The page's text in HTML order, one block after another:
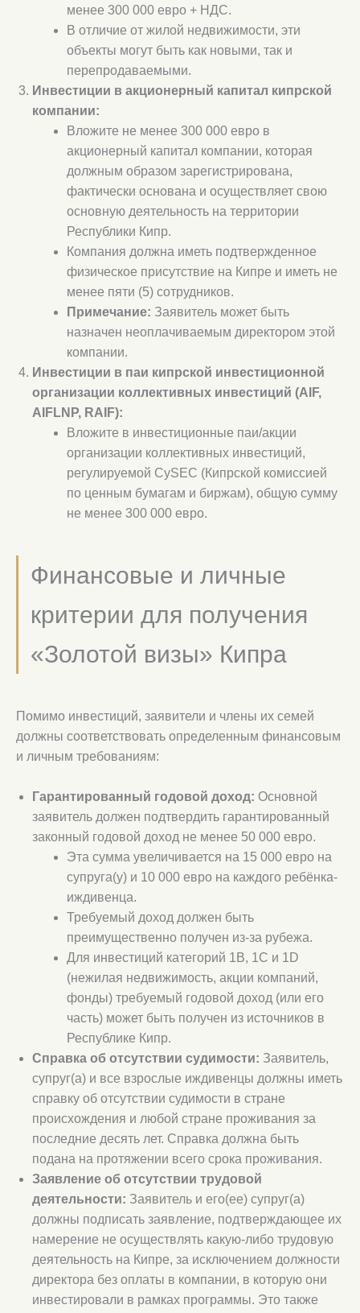
менее 300 000 евро + НДС.
В отличие от жилой недвижимости, эти
объекты могут быть как новыми, так и
перепродаваемыми.
Инвестиции в акционерный капитал кипрской
компании:
Вложите не менее 300 000 евро в
акционерный капитал компании, которая
должным образом зарегистрирована,
фактически основана и осуществляет свою
основную деятельность на территории
Республики Кипр.
Компания должна иметь подтвержденное
физическое присутствие на Кипре и иметь не
менее пяти (5) сотрудников.
Примечание: Заявитель может быть
назначен неоплачиваемым директором этой
компании.
Инвестиции в паи кипрской инвестиционной
организации коллективных инвестиций (AIF,
AIFLNP, RAIF):
Вложите в инвестиционные паи/акции
организации коллективных инвестиций,
регулируемой CySEC (Кипрской комиссией
по ценным бумагам и биржам), общую сумму
не менее 300 000 евро.
Финансовые и личные
критерии для получения
«Золотой визы» Кипра
Помимо инвестиций, заявители и члены их семей
должны соответствовать определенным финансовым
и личным требованиям:
Гарантированный годовой доход: Основной
заявитель должен подтвердить гарантированный
законный годовой доход не менее 50 000 евро.
Эта сумма увеличивается на 15 000 евро на
супруга(у) и 10 000 евро на каждого ребёнка-
иждивенца.
Требуемый доход должен быть
преимущественно получен из-за рубежа.
Для инвестиций категорий 1B, 1C и 1D
(нежилая недвижимость, акции компаний,
фонды) требуемый годовой доход (или его
часть) может быть получен из источников в
Республике Кипр.
Справка об отсутствии судимости: Заявитель,
супруг(а) и все взрослые иждивенцы должны иметь
справку об отсутствии судимости в стране
происхождения и любой стране проживания за
последние десять лет. Справка должна быть
подана на протяжении всего срока проживания.
Заявление об отсутствии трудовой
деятельности: Заявитель и его(ее) супруг(а)
должны подписать заявление, подтверждающее их
намерение не осуществлять какую-либо трудовую
деятельность на Кипре, за исключением должности
директора без оплаты в компании, в которую они
инвестировали в рамках программы. Это также